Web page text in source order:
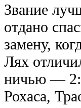
Звание
отдано
замену,
Лях
ничью —
Рохаса,